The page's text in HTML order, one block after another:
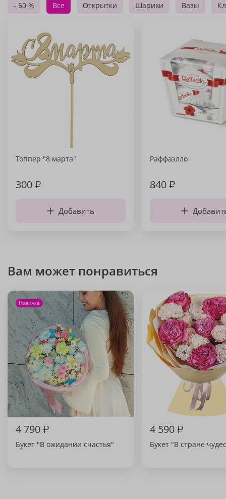
- 50 % Все Открытки Шарики Вазы
Топпер "8 марта"
300₽
Добавить
Раффаэлло
840₽
Вам может понравиться
Новинка
4 790₽
Букет "В ожидании счастья"
4 590₽
Букет "В стране